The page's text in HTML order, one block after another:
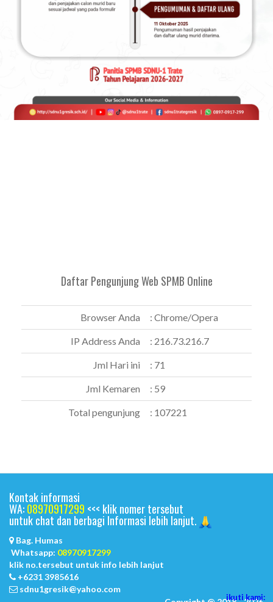
ikuti kami:
Daftar Pengunjung Web SPMB Online
Browser Anda : Chrome/Opera
IP Address Anda : 216.73.216.7
Jml Hari ini : 71
Jml Kemaren : 59
Total pengunjung : 107221
Kontak informasi
WA:08970917299 <<< klik nomer tersebut
untuk chat dan berbagi Informasi lebih lanjut.
Bag. Humas
Whatsapp: 08970917299
klik no.tersebut untuk info lebih lanjut
+6231 3985616
sdnu1gresik@yahoo.com